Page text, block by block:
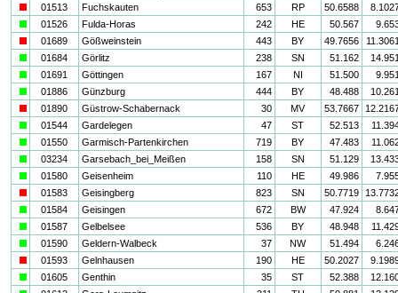
01513 Fuchskauten 653 RP 50.6588
01526 Fulda-Horas 242 HE 50.567
01689 Gößweinstein 443 BY 49.7656
01684 Görlitz 238 SN 51.162
01691 Göttingen 167 NI 51.500
01886 Günzburg 444 BY 48.488
01890 Güstrow-Schabernack 30 MV 53.7667
01544 Gardelegen 47 ST 52.513
01550 Garmisch-Partenkirchen 719 BY 47.483
03234 Garsebach_bei_Meißen 158 SN 51.129
01580 Geisenheim 110 HE 49.986
01583 Geisingberg 823 SN 50.7719
01584 Geisingen 672 BW 47.924
01587 Gelbelsee 536 BY 48.948
01590 Geldern-Walbeck 37 NW 51.494
01593 Gelnhausen 190 HE 50.2027
01605 Genthin 35 ST 52.388